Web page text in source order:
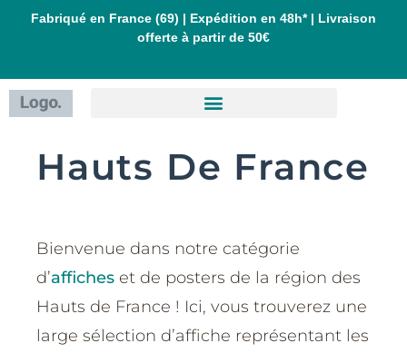
AllerFabriqué en France (69) | Expédition en 48h* | Livraison
offerte à partir de 50€
Hauts De France
Bienvenue dans notre catégorie
d’affiches et de posters de la région des
Hauts de France ! Ici, vous trouverez une
large sélection d’affiche représentant les